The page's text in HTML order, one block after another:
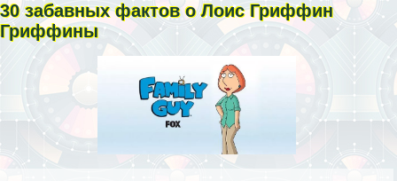
30 забавных фактов о Лоис Гриффин
Гриффины